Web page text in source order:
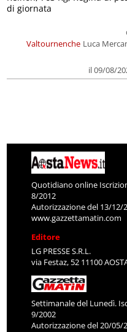
Valtournenche Luca
il 09/08/
di giornata
Quotidiano online
8/2012
Autorizzazione del 13/12/
www.gazzettamatin.com
Editore
LG PRESSE S.R.L.
via Festaz, 52 11100
Settimanale del Lunedì.
9/2002
Autorizzazione del 20/05/